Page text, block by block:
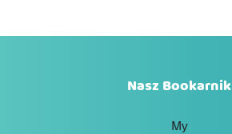
Nasz Bookarnik
My